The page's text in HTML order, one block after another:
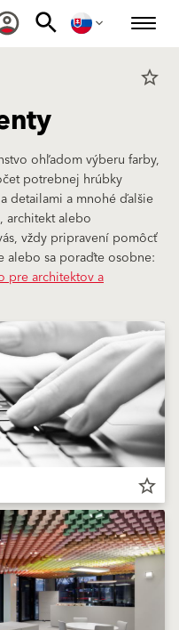
star_border
ohľadom výberu farby,
potrebnej hrúbky
detailami a mnohé ďalšie
architekt alebo
vždy pripravení pomôcť
alebo sa poraďte osobne:
pre architektov a
star_border